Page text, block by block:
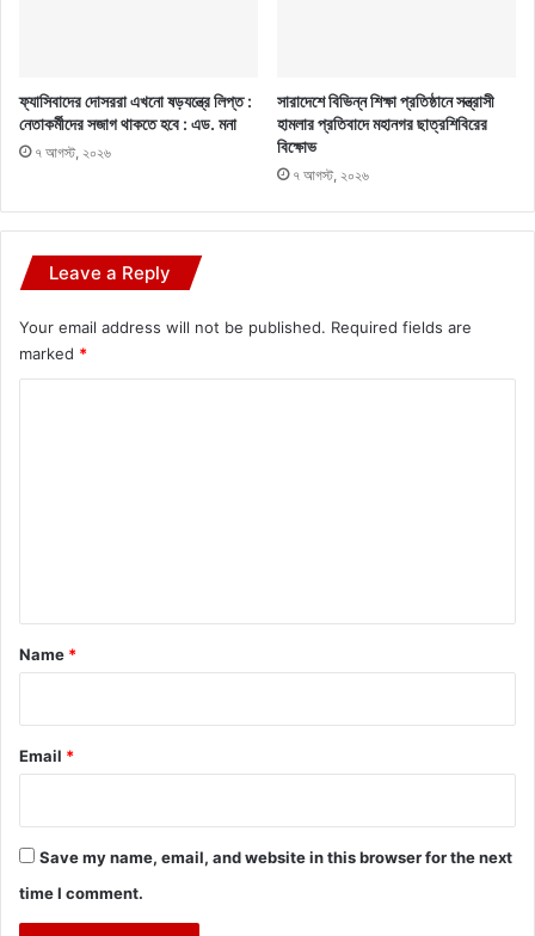
ফ্যাসিবাদের দোসররা এখনো ষড়যন্ত্রে লিপ্ত :
নেতাকর্মীদের সজাগ থাকতে হবে : এড. মনা
৭ আগস্ট, ২০২৬
সারাদেশে বিভিন্ন শিক্ষা প্রতিষ্ঠানে সন্ত্রাসী
হামলার প্রতিবাদে মহানগর ছাত্রশিবিরের
বিক্ষোভ
৭ আগস্ট, ২০২৬
Leave a Reply
Your email address will not be published. Required fields are
marked *
*
Name *
Email *
Save my name, email, and website in this browser for the next
time I comment.